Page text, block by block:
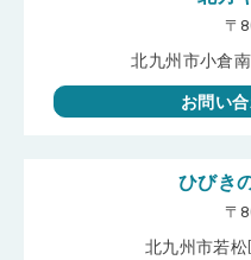
〒
北九州市小倉
お問い
ひびき
〒
北九州市若